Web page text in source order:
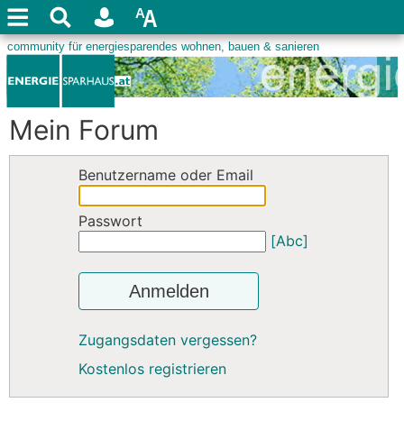
Mein Forum
Benutzername oder Email
Passwort
[Abc]
Anmelden
Zugangsdaten vergessen?
Kostenlos registrieren